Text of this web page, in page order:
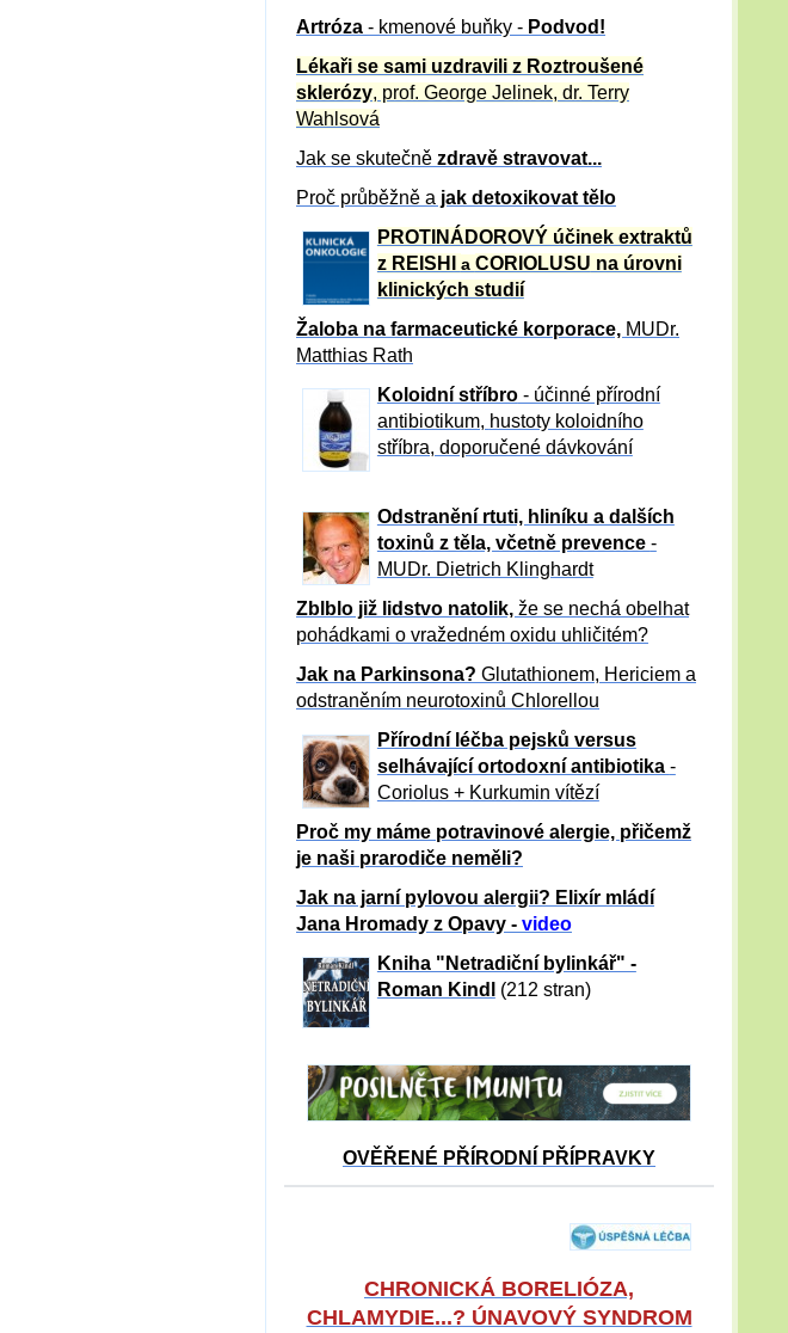
Artróza - kmenové buňky - Podvod!
Lékaři se sami uzdravili z Roztroušené
sklerózy, prof. George Jelinek, dr. Terry
Wahlsová
Jak se skutečně zdravě stravovat...
Proč průběžně a jak detoxikovat tělo
PROTINÁDOROVÝ účinek extraktů
z REISHI a CORIOLUSU na úrovni
klinických studií
Žaloba na farmaceutické korporace, MUDr.
Matthias Rath
Koloidní stříbro- účinné přírodní
antibiotikum, hustoty koloidního
stříbra, doporučené dávkování
Odstranění rtuti, hliníku a dalších
toxinů z těla, včetně prevence -
MUDr. Dietrich Klinghardt
Zblblo již lidstvo natolik, že se nechá obelhat
pohádkami o vražedném oxidu uhličitém?
Jak na Parkinsona? Glutathionem, Hericiem a
odstraněním neurotoxinů Chlorellou
Přírodní léčba pejsků versus
selhávající ortodoxní antibiotika -
Coriolus + Kurkumin vítězí
Proč my máme potravinové alergie, přičemž
je naši prarodiče neměli?
Jak na jarní pylovou alergii? Elixír mládí
Jana Hromady z Opavy - video
Kniha "Netradiční bylinkář" -
Roman Kindl
(212 stran)
OVĚŘENÉ PŘÍRODNÍ PŘÍPRAVKY
CHRONICKÁ BORELIÓZA,
CHLAMYDIE...? ÚNAVOVÝ SYNDROM